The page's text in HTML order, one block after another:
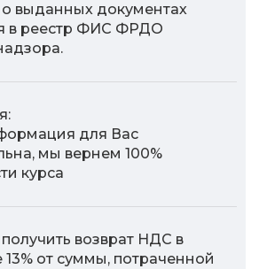
выданных документах
в реестр ФИС ФРДО
для Вас
мы вернем 100%
курса
возврат НДС в
13% от суммы, потраченной